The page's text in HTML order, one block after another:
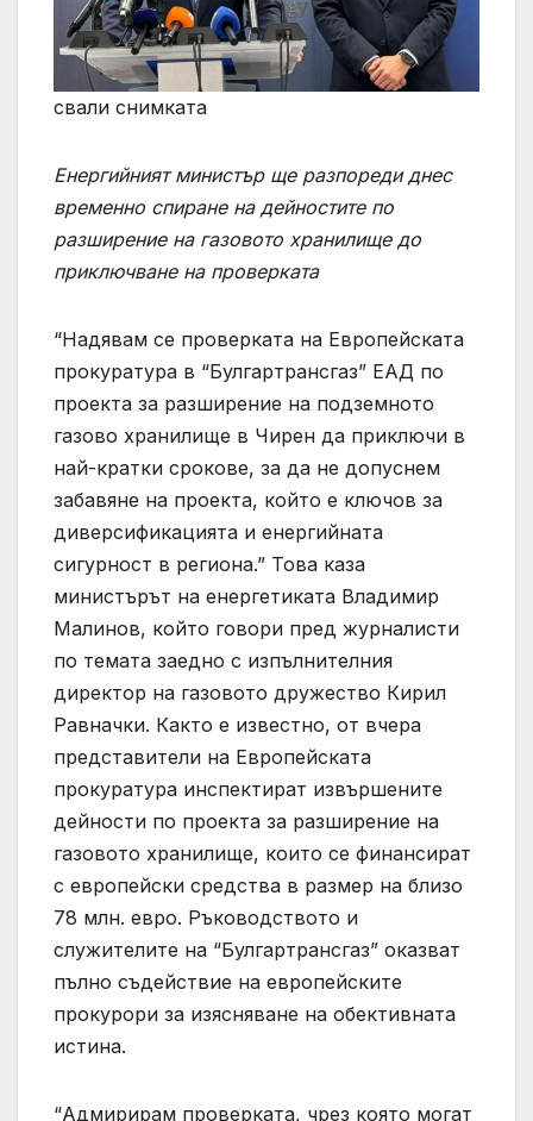
свали снимката
Енергийният министър ще разпореди днес
временно спиране на дейностите по
разширение на газовото хранилище до
приключване на проверката
“Надявам се проверката на Европейската
прокуратура в “Булгартрансгаз” ЕАД по
проекта за разширение на подземното
газово хранилище в Чирен да приключи в
най-кратки срокове, за да не допуснем
забавяне на проекта, който е ключов за
диверсификацията и енергийната
сигурност в региона.” Това каза
министърът на енергетиката Владимир
Малинов, който говори пред журналисти
по темата заедно с изпълнителния
директор на газовото дружество Кирил
Равначки. Както е известно, от вчера
представители на Европейската
прокуратура инспектират извършените
дейности по проекта за разширение на
газовото хранилище, които се финансират
с европейски средства в размер на близо
78 млн. евро. Ръководството и
служителите на “Булгартрансгаз” оказват
пълно съдействие на европейските
прокурори за изясняване на обективната
истина.
“Адмирирам проверката, чрез която могат